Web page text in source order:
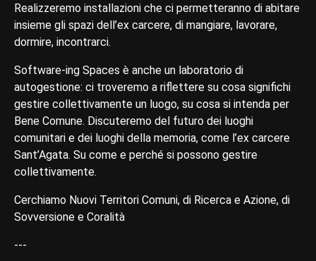
Realizzeremo installazioni che ci permetteranno di abitare
insieme gli spazi dell’ex carcere, di mangiare, lavorare,
dormire, incontrarci.
Software-ing Spaces è anche un laboratorio di
autogestione: ci troveremo a riflettere su cosa significhi
gestire collettivamente un luogo, su cosa si intenda per
Bene Comune. Discuteremo del futuro dei luoghi
comunitari e dei luoghi della memoria, come l’ex carcere
Sant’Agata. Su come e perché si possono gestire
collettivamente.
Cerchiamo Nuovi Territori Comuni, di Ricerca e Azione, di
Sovversione e Coralità
---